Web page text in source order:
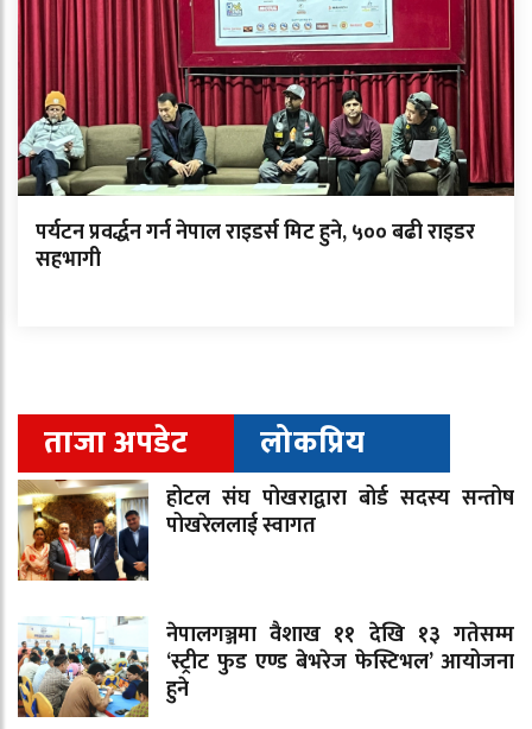
पर्यटन प्रवर्द्धन गर्न नेपाल राइडर्स मिट हुने, ५०० बढी राइडर
सहभागी
ताजा अपडेट लोकप्रिय
होटल संघ पोखराद्वारा बोर्ड सदस्य सन्तोष
पोखरेललाई स्वागत
नेपालगञ्जमा वैशाख ११ देखि १३ गतेसम्म
‘स्ट्रीट फुड एण्ड बेभरेज फेस्टिभल’ आयोजना
हुने